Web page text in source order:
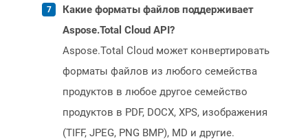
Какие форматы файлов поддерживает
Aspose.Total Cloud API?
Aspose.Total Cloud может конвертировать
форматы файлов из любого семейства
продуктов в любое другое семейство
продуктов в PDF, DOCX, XPS, изображения
(TIFF, JPEG, PNG BMP), MD и другие.